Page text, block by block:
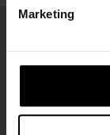
Marketing